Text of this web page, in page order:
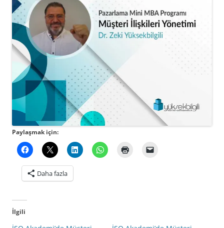
Paylaşmak için:
Daha fazla
İlgili